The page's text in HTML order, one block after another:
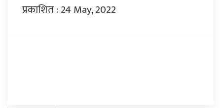
प्रकाशित : 24 May, 2022